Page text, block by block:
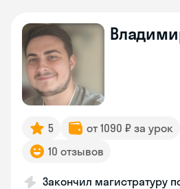
5 от 1090 ₽ за урок
10 отзывов
Закончил магистратуру